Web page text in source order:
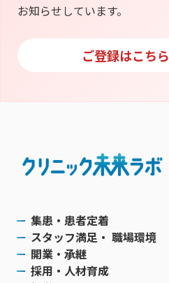
お知らせしています。
ご登録はこちら
集患・患者定着
スタッフ満足・ 職場環境
開業・承継
採用・人材育成